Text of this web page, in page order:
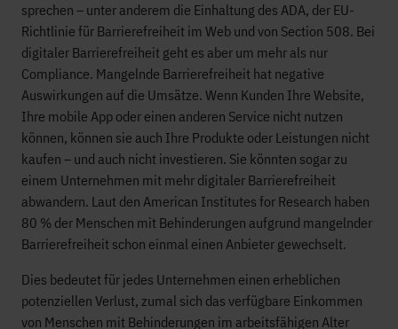
sprechen – unter anderem die Einhaltung des ADA, der EU-
Richtlinie für Barrierefreiheit im Web und von Section 508. Bei
digitaler Barrierefreiheit geht es aber um mehr als nur
Compliance. Mangelnde Barrierefreiheit hat negative
Auswirkungen auf die Umsätze. Wenn Kunden Ihre Website,
Ihre mobile App oder einen anderen Service nicht nutzen
können, können sie auch Ihre Produkte oder Leistungen nicht
kaufen – und auch nicht investieren. Sie könnten sogar zu
einem Unternehmen mit mehr digitaler Barrierefreiheit
abwandern. Laut den American Institutes for Research haben
80 % der Menschen mit Behinderungen aufgrund mangelnder
Barrierefreiheit schon einmal einen Anbieter gewechselt.
Dies bedeutet für jedes Unternehmen einen erheblichen
potenziellen Verlust, zumal sich das verfügbare Einkommen
von Menschen mit Behinderungen im arbeitsfähigen Alter